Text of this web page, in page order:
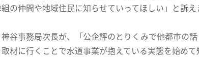
の仲間や地域住民に知らせていってほしい」と訴え
谷事務局次長が、「公企評のとりくみで他都市の話
材に行くことで水道事業が抱えている実態を始め